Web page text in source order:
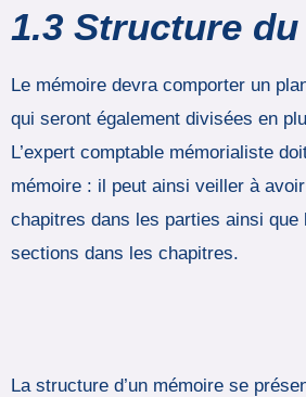
1.3 Structure
Le mémoire devra comporter un
qui seront également divisées en
L’expert comptable mémorialiste
mémoire : il peut ainsi veiller à
chapitres dans les parties ainsi que
sections dans les chapitres.
La structure d’un mémoire se